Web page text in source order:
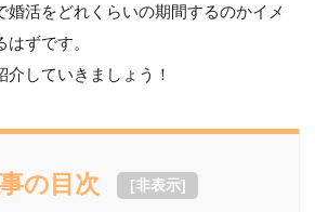
婚活をどれくらいの期間するのかイメ
ずです。
していきましょう！
の目次 [非表示]